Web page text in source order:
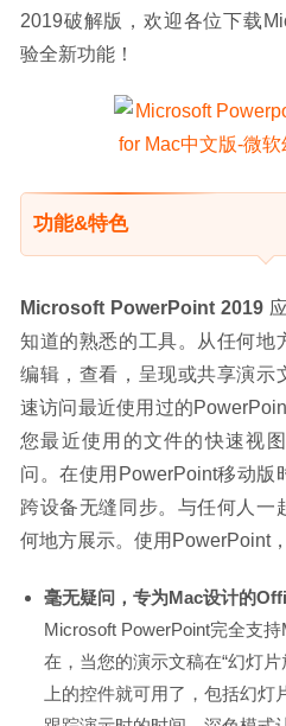
2019破解版，欢迎各位下载
验全新功能！
功能&特色
Microsoft PowerPoint 2019
知道的熟悉的工具。从任何地
编辑，查看，呈现或共享演示
速访问最近使用过的
您最近使用的文件的快速视
问。在使用PowerPoint移动版
跨设备无缝同步。与任何人一
何地方展示。使用PowerPoint
毫无疑问，专为Mac设计的
Microsoft PowerPoint完全支
在，当您的演示文稿在“幻灯
上的控件就可用了，包括幻